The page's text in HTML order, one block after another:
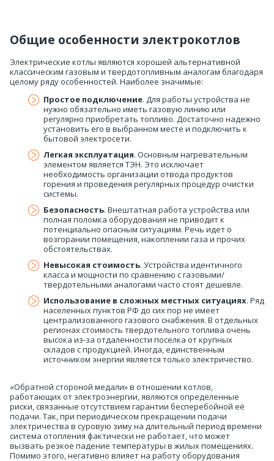
Общие особенности электрокотлов
Электрические котлы являются хорошей альтернативной
классическим газовым и твердотопливным аналогам благодаря
целому ряду особенностей. Наиболее значимые:
Простое подключение. Для работы устройства не
нужно обязательно иметь газовую линию или
регулярно приобретать топливо. Достаточно надежно
установить его в выбранном месте и подключить к
бытовой электросети.
Легкая эксплуатация. Основным нагревательным
элементом является ТЭН. Это исключает
необходимость организации отвода продуктов
горения и проведения регулярных процедур очистки
системы.
Безопасность. Внештатная работа устройства или
полная поломка оборудования не приводит к
потенциально опасным ситуациям. Речь идет о
возгорании помещения, накоплении газа и прочих
обстоятельствах.
Невысокая стоимость. Устройства идентичного
класса и мощности по сравнению с газовыми/
твердотельными аналогами часто стоят дешевле.
Использование в сложных местных ситуациях. Ряд
населенных пунктов РФ до сих пор не имеет
централизованного газового снабжения. В отдельных
регионах стоимость твердотельного топлива очень
высока из-за отдаленности поселка от крупных
складов с продукцией. Иногда, единственным
источником энергии является только электричество.
«Обратной стороной медали» в отношении котлов,
работающих от электроэнергии, являются определенные
риски, связанные отсутствием гарантии бесперебойной её
подачи. Так, при периодическом прекращении подачи
электричества в суровую зиму на длительный период времени
система отопления фактически не работает, что может
вызвать резкое падение температуры в жилых помещениях.
Помимо этого, негативно влияет на работу оборудования